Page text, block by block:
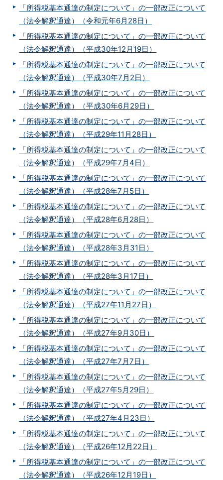
「所得税基本通達の制定について」の一部改正について
（法令解釈通達）（令和元年6月28日）
「所得税基本通達の制定について」の一部改正について
（法令解釈通達）（平成30年12月19日）
「所得税基本通達の制定について」の一部改正について
（法令解釈通達）（平成30年7月2日）
「所得税基本通達の制定について」の一部改正について
（法令解釈通達）（平成30年6月29日）
「所得税基本通達の制定について」の一部改正について
（法令解釈通達）（平成29年11月28日）
「所得税基本通達の制定について」の一部改正について
（法令解釈通達）（平成29年7月4日）
「所得税基本通達の制定について」の一部改正について
（法令解釈通達）（平成28年7月5日）
「所得税基本通達の制定について」の一部改正について
（法令解釈通達）（平成28年6月28日）
「所得税基本通達の制定について」の一部改正について
（法令解釈通達）（平成28年3月31日）
「所得税基本通達の制定について」の一部改正について
（法令解釈通達）（平成28年3月17日）
「所得税基本通達の制定について」の一部改正について
（法令解釈通達）（平成27年11月27日）
「所得税基本通達の制定について」の一部改正について
（法令解釈通達）（平成27年9月30日）
「所得税基本通達の制定について」の一部改正について
（法令解釈通達）（平成27年7月7日）
「所得税基本通達の制定について」の一部改正について
（法令解釈通達）（平成27年5月29日）
「所得税基本通達の制定について」の一部改正について
（法令解釈通達）（平成27年4月23日）
「所得税基本通達の制定について」の一部改正について
（法令解釈通達）（平成26年12月22日）
「所得税基本通達の制定について」の一部改正について
（法令解釈通達）（平成26年12月19日）